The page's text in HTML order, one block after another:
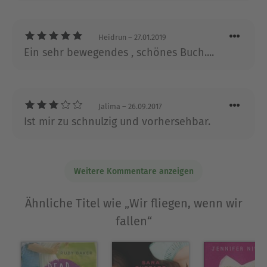
sie auch das Schreiben und Bloggen
(www.avareed.de) für sich und kann sich nicht
vorstellen, je wieder damit aufzuhören. Wenn sie
mit ihrem Freund in Frankfurt am Main.
Ausblenden
Heidrun – 27.01.2019
Ein sehr bewegendes , schönes Buch....
Jalima – 26.09.2017
Ist mir zu schnulzig und vorhersehbar.
Weitere Kommentare anzeigen
Ähnliche Titel wie „Wir fliegen, wenn wir
fallen“